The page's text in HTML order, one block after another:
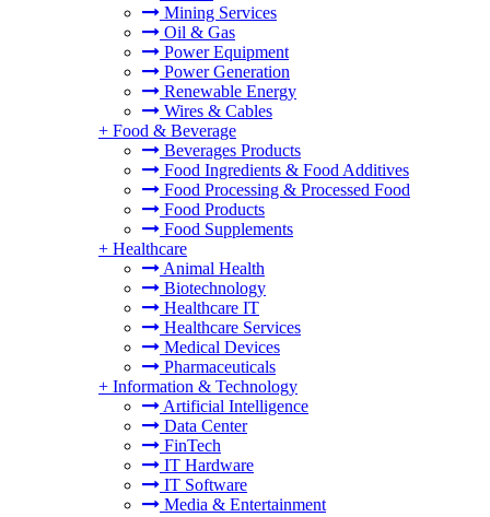
Mining Services
Oil & Gas
Power Equipment
Power Generation
Renewable Energy
Wires & Cables
+ Food & Beverage
Beverages Products
Food Ingredients & Food Additives
Food Processing & Processed Food
Food Products
Food Supplements
+ Healthcare
Animal Health
Biotechnology
Healthcare IT
Healthcare Services
Medical Devices
Pharmaceuticals
+ Information & Technology
Artificial Intelligence
Data Center
FinTech
IT Hardware
IT Software
Media & Entertainment